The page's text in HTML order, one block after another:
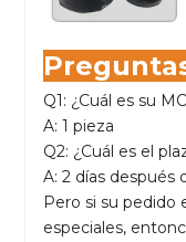
Q1: ¿Cuál es su
A: 1 pieza
Q2: ¿Cuál es el
A: 2 días después
Pero si su pedido
especiales,